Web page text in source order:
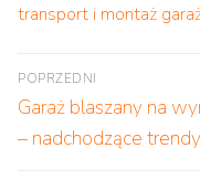
transport i montaż
Nawigacja
wpisu
POPRZEDNI
Poprzedni
wpis:
Garaż blaszany na
– nadchodzące trendy